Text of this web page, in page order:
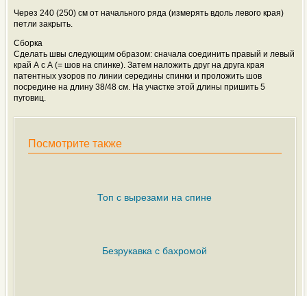
Через 240 (250) см от начального ряда (измерять вдоль левого края)
петли закрыть.
Сборка
Сделать швы следующим образом: сначала соединить правый и левый
край А с А (= шов на спинке). Затем наложить друг на друга края
патентных узоров по линии середины спинки и проложить шов
посредине на длину 38/48 см. На участке этой длины пришить 5
пуговиц.
Посмотрите также
Топ с вырезами на спине
Безрукавка с бахромой